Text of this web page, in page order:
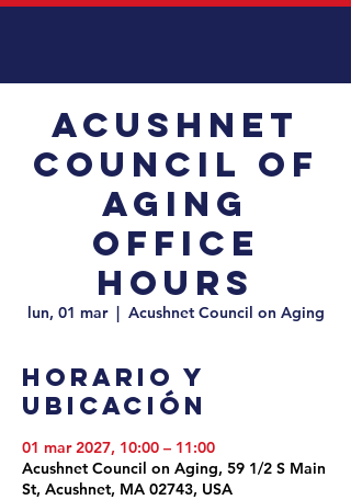
Acushnet
Council of
Aging
Office
Hours
lun, 01 mar
  |
Acushnet Council on Aging
Horario y
ubicación
01 mar 2027, 10:00 – 11:00
Acushnet Council on Aging, 59 1/2 S Main
St, Acushnet, MA 02743, USA